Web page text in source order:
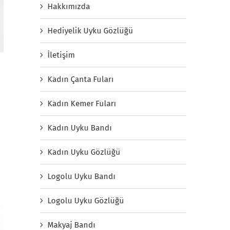
Hakkımızda
Hediyelik Uyku Gözlüğü
İletişim
Kadın Çanta Fuları
Kadın Kemer Fuları
Kadın Uyku Bandı
Kadın Uyku Gözlüğü
Logolu Uyku Bandı
Logolu Uyku Gözlüğü
Makyaj Bandı